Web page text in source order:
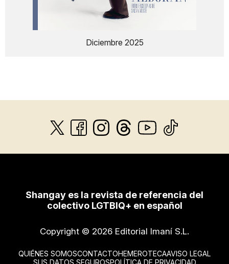
Diciembre 2025
Shangay es la revista de referencia del
colectivo LGTBIQ+ en español
Copyright © 2026 Editorial Imaní S.L.
QUIÉNES SOMOSCONTACTOHEMEROTECAAVISO LEGAL